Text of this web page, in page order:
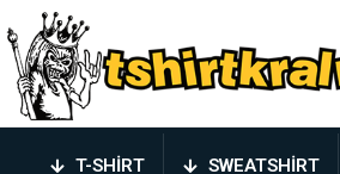
T-SHIRT SWEATSHIRT